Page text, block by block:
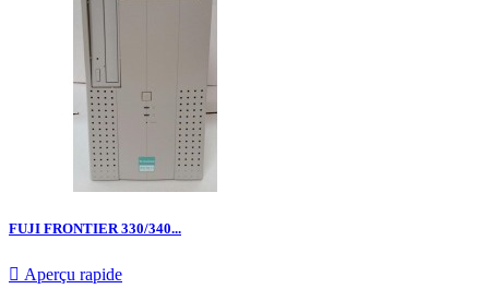
FUJI FRONTIER 330/340...
 Aperçu rapide